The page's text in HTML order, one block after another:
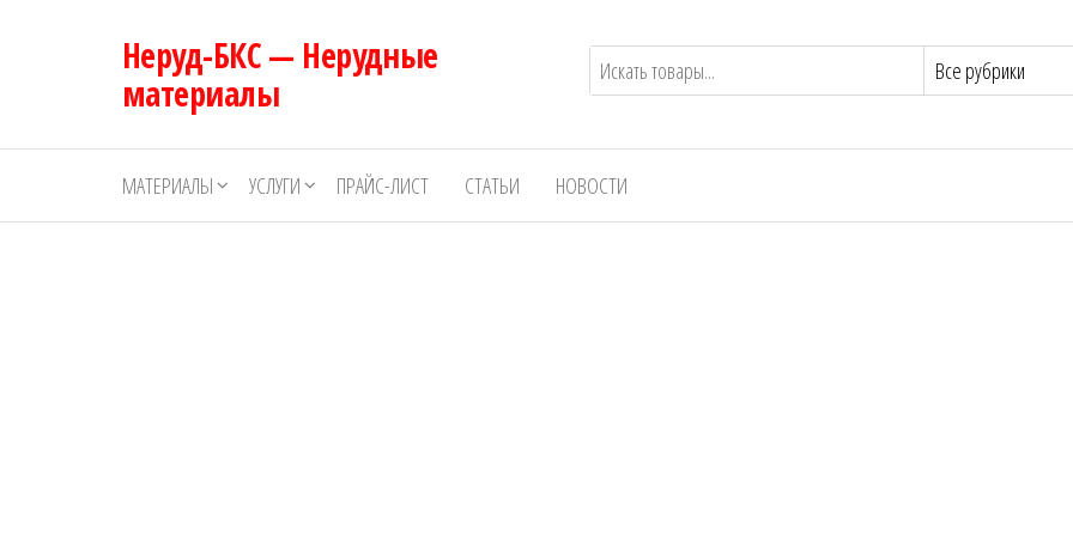
Неруд-БКС — Нерудные
материалы
МАТЕРИАЛЫ УСЛУГИ ПРАЙС-ЛИСТ СТАТЬИ НОВОСТИ